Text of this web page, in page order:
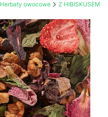
Herbaty owocowe Z HIBISKUSEM